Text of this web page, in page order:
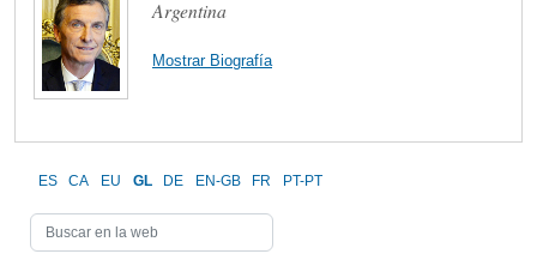
Argentina
Mostrar Biografía
ES CA EU GL DE EN-GB FR PT-PT